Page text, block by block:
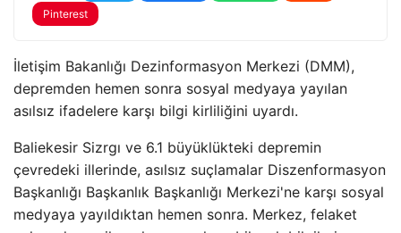
Pinterest
İletişim Bakanlığı Dezinformasyon Merkezi (DMM),
depremden hemen sonra sosyal medyaya yayılan
asılsız ifadelere karşı bilgi kirliliğini uyardı.
Baliekesir Sizrgı ve 6.1 büyüklükteki depremin
çevredeki illerinde, asılsız suçlamalar Diszenformasyon
Başkanlığı Başkanlık Başkanlığı Merkezi'ne karşı sosyal
medyaya yayıldıktan hemen sonra. Merkez, felaket